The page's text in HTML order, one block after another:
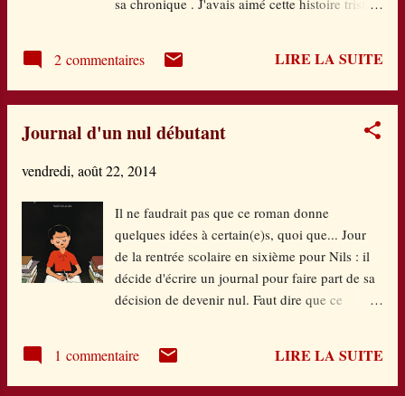
devenu violent. Elle s'étonne à peine de son
mutatio...
rend en effet merveilleusement bien la relation
amoureuse qui nait peu à peu entre Hazel et
savent fatale de leur maladie. Le livre
bouquin de chevet depuis des années et la
déglingué est là aussi beaucoup plus
compréhensible. Ils forment un magnifique
couple, en apparence comme les autres.
Malgré tout, ils savourent chacun des moments
passés ensemble et ne précipitent rien. Ils se
et s'épaulent da...
2 commentaires LIRE LA SUITE
Journal d'un nul débutant
vendredi, août 22, 2014
Il ne faudrait pas que ce roman donne
quelques idées à certain(e)s, quoi que... Jour
de la rentrée scolaire en sixième pour Nils : il
décide d'écrire un journal pour faire part de sa
décision de devenir nul. Faut dire que ce
perfection. Du coup, il ne vit pas dans
l'insouciance comme un garçon de son âge.
1 commentaire LIRE LA SUITE